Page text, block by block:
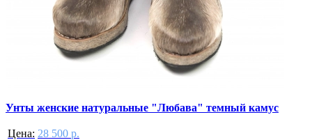
Унты женские натуральные "Любава" темный камус
Цена: 28 500 р.